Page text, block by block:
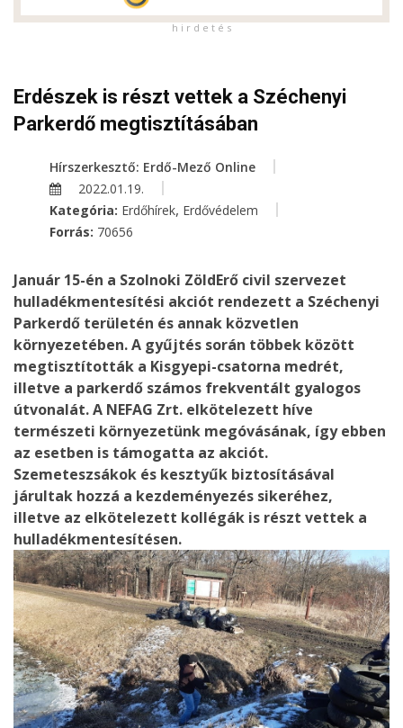
h i r d e t é s
Erdészek is részt vettek a Széchenyi
Parkerdő megtisztításában
Hírszerkesztő: Erdő-Mező Online
2022.01.19.
Kategória: Erdőhírek, Erdővédelem
Forrás: 70656
Január 15-én a Szolnoki ZöldErő civil szervezet
hulladékmentesítési akciót rendezett a Széchenyi
Parkerdő területén és annak közvetlen
környezetében. A gyűjtés során többek között
megtisztították a Kisgyepi-csatorna medrét,
illetve a parkerdő számos frekventált gyalogos
útvonalát. A NEFAG Zrt. elkötelezett híve
természeti környezetünk megóvásának, így ebben
az esetben is támogatta az akciót.
Szemeteszsákok és kesztyűk biztosításával
járultak hozzá a kezdeményezés sikeréhez,
illetve az elkötelezett kollégák is részt vettek a
hulladékmentesítésen.